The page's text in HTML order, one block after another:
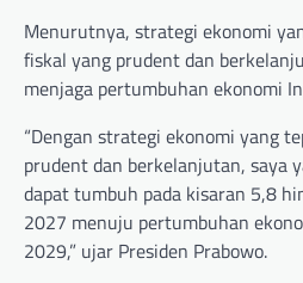
Menurutnya, strategi ekonomi
fiskal yang prudent dan
menjaga pertumbuhan ekonomi
“Dengan strategi ekonomi yang
prudent dan berkelanjutan, saya
dapat tumbuh pada kisaran 5,8
2027 menuju pertumbuhan
2029,” ujar Presiden Prabowo.